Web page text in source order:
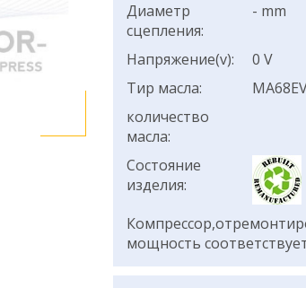
Диаметр
сцепления:
- mm
Напряжение(v):
0 V
Тир масла:
количество
масла:
Состояние
изделия:
мощность